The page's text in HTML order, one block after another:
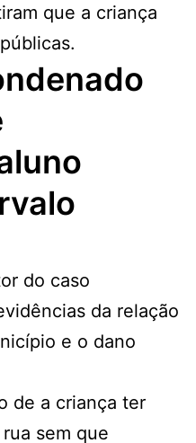
que a criança
do caso
da relação
e o dano
de a criança ter
sem que